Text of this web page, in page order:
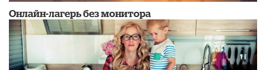
Онлайн-лагерь без монитора